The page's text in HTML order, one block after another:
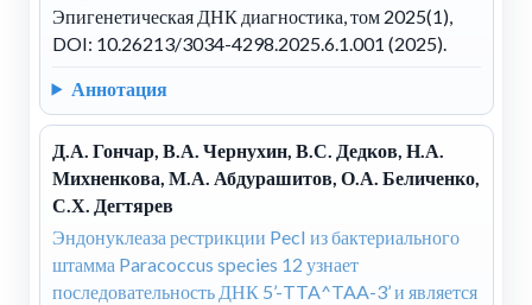
Эпигенетическая ДНК диагностика, том 2025(1),
DOI: 10.26213/3034-4298.2025.6.1.001 (2025).
Аннотация
Д.А. Гончар, В.А. Чернухин, В.С. Дедков, Н.А.
Михненкова, М.А. Абдурашитов, О.А. Беличенко,
С.Х. Дегтярев
Эндонуклеаза рестрикции PecI из бактериального
штамма Paracoccus species 12 узнает
последовательность ДНК 5’-TTA^TAA-3’ и является